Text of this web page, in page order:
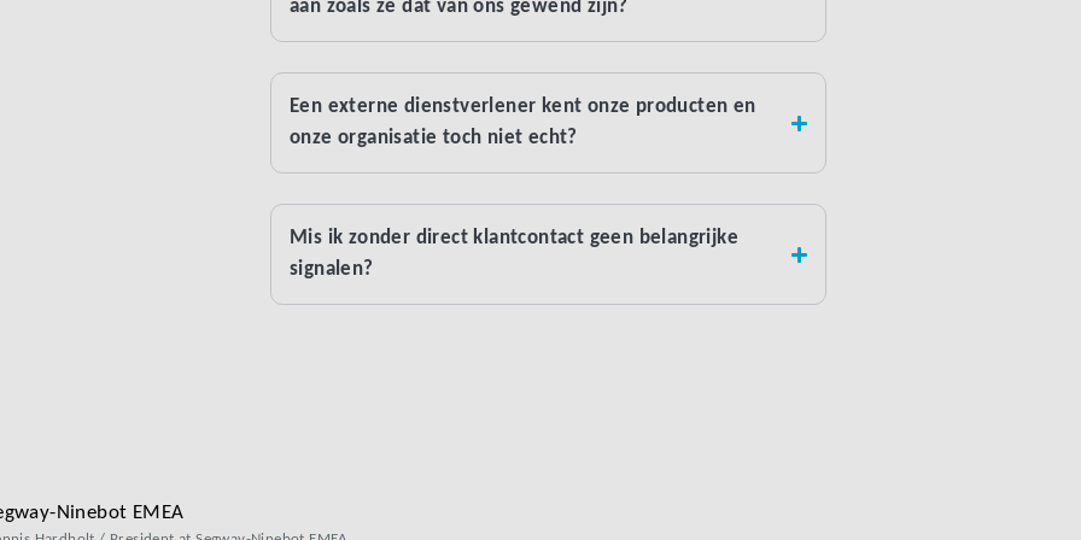
aan zoals ze dat van ons gewend zijn?
Een externe dienstverlener kent onze producten en
onze organisatie toch niet echt?
Mis ik zonder direct klantcontact geen belangrijke
signalen?
Ninebot EMEA